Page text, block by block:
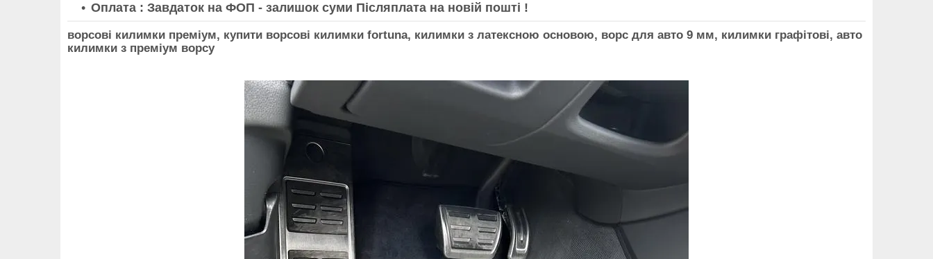
Оплата : Завдаток на ФОП - залишок суми Післяплата на новій пошті !
ворсові килимки преміум, купити ворсові килимки fortuna, килимки з латексною основою, ворс для авто 9 мм, килимки графітові, авто
килимки з преміум ворсу